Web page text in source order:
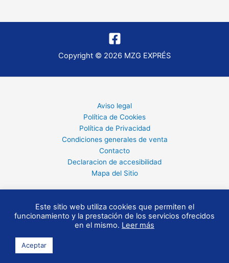
Copyright © 2026 MZG EXPRÉS
Aviso legal
Política de Cookies
Política de Privacidad
Condiciones generales de venta
Contacto
Declaracion de accesibilidad
Mapa del Sitio
Este sitio web utiliza cookies que permiten el
funcionamiento y la prestación de los servicios ofrecidos
en el mismo. Leer más
Aceptar